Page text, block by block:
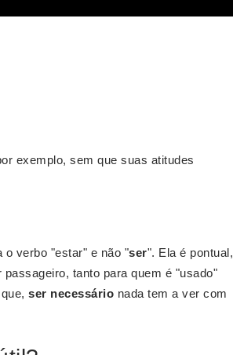
exemplo, sem que suas atitudes
o verbo "estar" e não "ser". Ela é pontual,
tanto para quem é "usado"
ser necessário nada tem a ver com